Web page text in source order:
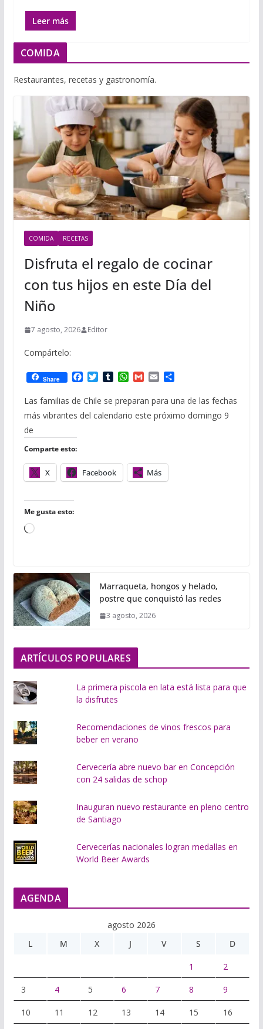
Leer más
COMIDA
Restaurantes, recetas y gastronomía.
COMIDA RECETAS
Disfruta el regalo de cocinar
con tus hijos en este Día del
Niño
7 agosto, 2026 Editor
Compártelo:
Share
F
c
b
T
i
t
T
m
b
l
W
a
t
s
G
a
l
E
a
l
C
m
a
Las familias de Chile se preparan para una de las fechas
más vibrantes del calendario este próximo domingo 9
de
Comparte esto:
X Facebook Más
Me gusta esto:
C
g
a
n
d
.
.
Marraqueta, hongos y helado,
postre que conquistó las redes
3 agosto, 2026
ARTÍCULOS POPULARES
La primera piscola en lata está lista para que
la disfrutes
Recomendaciones de vinos frescos para
beber en verano
Cervecería abre nuevo bar en Concepción
con 24 salidas de schop
Inauguran nuevo restaurante en pleno centro
de Santiago
Cervecerías nacionales logran medallas en
World Beer Awards
AGENDA
agosto 2026
L
M X J V S D
1 2
3 4 5 6 7 8 9
10 11 12 13 14 15 16